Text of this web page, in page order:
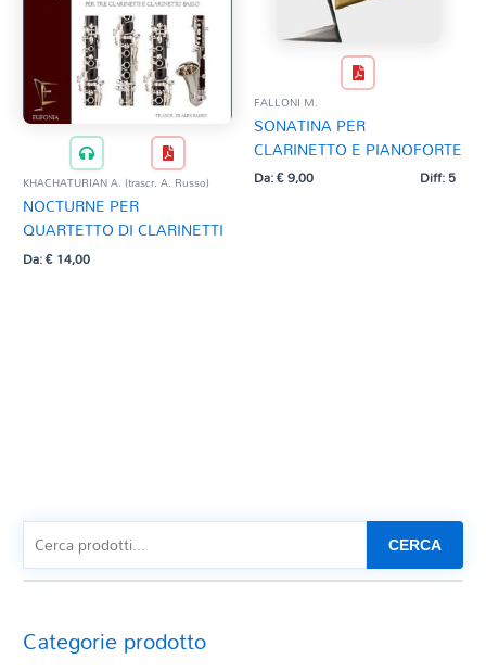
KHACHATURIAN A. (trascr. A. Russo)
NOCTURNE PER
QUARTETTO DI CLARINETTI
Da:€14,00
FALLONI M.
SONATINA PER
CLARINETTO E PIANOFORTE
Da:€9,00 Diff: 5
CERCA
Categorie prodotto